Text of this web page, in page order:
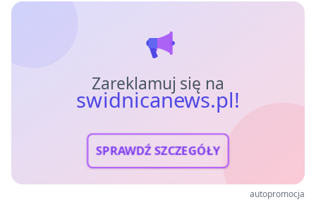
Zareklamuj się na
swidnicanews.pl!
SPRAWDŹ SZCZEGÓŁY
autopromocja